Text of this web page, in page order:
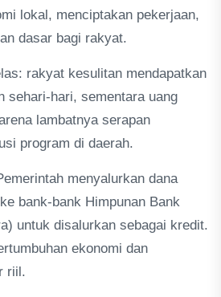
lokal, menciptakan pekerjaan,
dasar bagi rakyat.
rakyat kesulitan mendapatkan
sehari-hari, sementara uang
lambatnya serapan
program di daerah.
menyalurkan dana
bank-bank Himpunan Bank
untuk disalurkan sebagai kredit.
ekonomi dan
riil.